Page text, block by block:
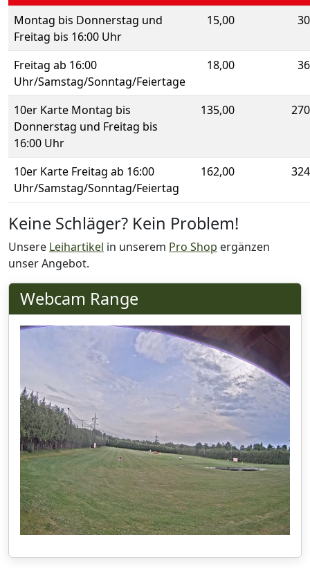
Montag bis Donnerstag und
Freitag bis 16:00 Uhr
15,00
Freitag ab 16:00
Uhr/Samstag/Sonntag/Feiertage
18,00
10er Karte Montag bis
Donnerstag und Freitag bis
16:00 Uhr
135,00
10er Karte Freitag ab 16:00
Uhr/Samstag/Sonntag/Feiertag
162,00
Keine Schläger? Kein Problem!
Unsere Leihartikel in unserem Pro Shop ergänzen
unser Angebot.
Webcam Range